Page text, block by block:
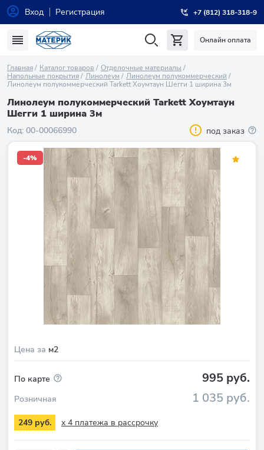
Вход Регистрация +7 (812) 318-318-9
Онлайн оплата
Главная Каталог товаров
Отделочные материалы
Напольные покрытия
Линолеум
Линолеум полукоммерческий
Линолеум полукоммерческий Tarkett Хоумтаун Шегги 1 ширина 3м
Линолеум полукоммерческий Tarkett Хоумтаун
Шегги 1 ширина 3м
Код: 00-00066990 под заказ
Цена за м2
-4%
По карте 995 руб.
Розничная 1 035 руб.
249 руб. x 4 платежа в рассрочку